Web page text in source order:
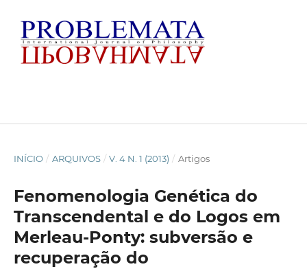
INÍCIO / ARQUIVOS / V. 4 N. 1 (2013) / Artigos
Fenomenologia Genética do
Transcendental e do Logos em
Merleau-Ponty: subversão e
recuperação do